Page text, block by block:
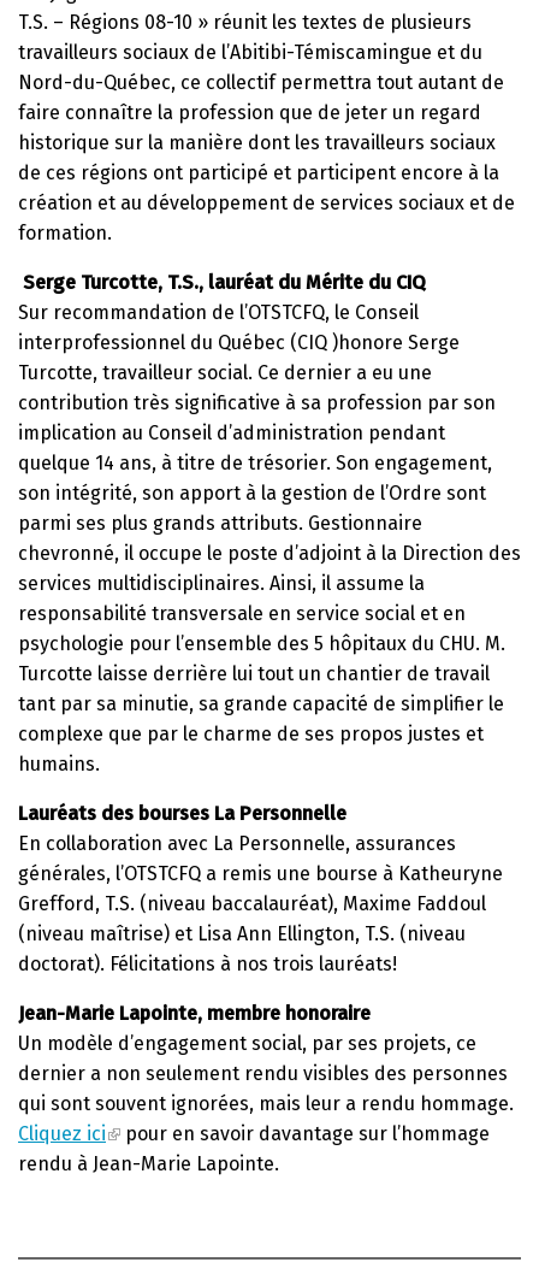
T.S. – Régions 08-10 » réunit les textes de plusieurs
travailleurs sociaux de l’Abitibi-Témiscamingue et du
Nord-du-Québec, ce collectif permettra tout autant de
faire connaître la profession que de jeter un regard
historique sur la manière dont les travailleurs sociaux
de ces régions ont participé et participent encore à la
création et au développement de services sociaux et de
formation.
Serge Turcotte, T.S., lauréat du Mérite du CIQ
Sur recommandation de l’OTSTCFQ, le Conseil
interprofessionnel du Québec (CIQ )honore Serge
Turcotte, travailleur social. Ce dernier a eu une
contribution très significative à sa profession par son
implication au Conseil d’administration pendant
quelque 14 ans, à titre de trésorier. Son engagement,
son intégrité, son apport à la gestion de l’Ordre sont
parmi ses plus grands attributs. Gestionnaire
chevronné, il occupe le poste d’adjoint à la Direction des
services multidisciplinaires. Ainsi, il assume la
responsabilité transversale en service social et en
psychologie pour l’ensemble des 5 hôpitaux du CHU. M.
Turcotte laisse derrière lui tout un chantier de travail
tant par sa minutie, sa grande capacité de simplifier le
complexe que par le charme de ses propos justes et
humains.
Lauréats des bourses La Personnelle
En collaboration avec La Personnelle, assurances
générales, l’OTSTCFQ a remis une bourse à Katheuryne
Grefford, T.S. (niveau baccalauréat), Maxime Faddoul
(niveau maîtrise) et Lisa Ann Ellington, T.S. (niveau
doctorat). Félicitations à nos trois lauréats!
Jean-Marie Lapointe, membre honoraire
Un modèle d’engagement social, par ses projets, ce
dernier a non seulement rendu visibles des personnes
qui sont souvent ignorées, mais leur a rendu hommage.
Cliquez ici
pour en savoir davantage sur l’hommage
rendu à Jean-Marie Lapointe.